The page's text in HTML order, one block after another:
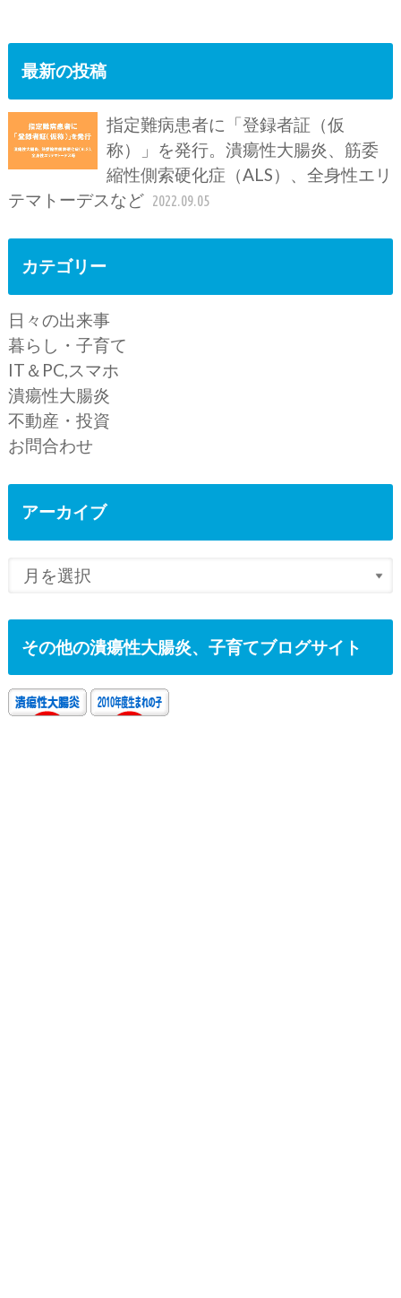
最新の投稿
指定難病患者に「登録者証（仮
称）」を発行。潰瘍性大腸炎、筋委
縮性側索硬化症（ALS）、全身性エリ
テマトーデスなど 2022.09.05
カテゴリー
日々の出来事
暮らし・子育て
IT＆PC,スマホ
潰瘍性大腸炎
不動産・投資
お問合わせ
アーカイブ
その他の潰瘍性大腸炎、子育てブログサイト